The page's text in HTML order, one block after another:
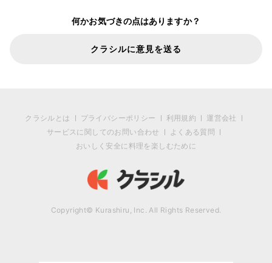
何かお気づきの点はありますか？
クラシルに意見を送る
クラシルとは プライバシーポリシー 利用規約
運営会社
サービスに関してのお問い合わせ
よくある質問
おいしく安全に料理を楽しむために
Copyright© Kurashiru, Inc. All Rights Reserved.